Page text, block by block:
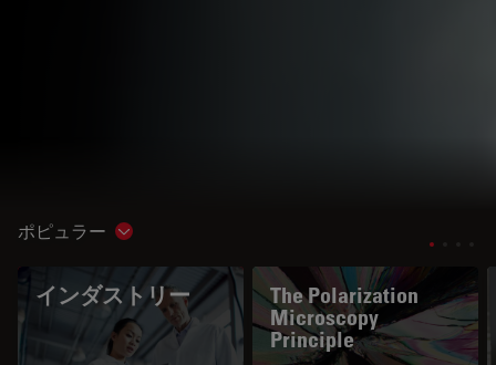
ポピュラー Show subnavigation
インダストリー
The Polarization
Microscopy
Principle